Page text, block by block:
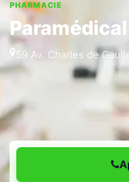
PHARMACIE
59 Av. Charles de